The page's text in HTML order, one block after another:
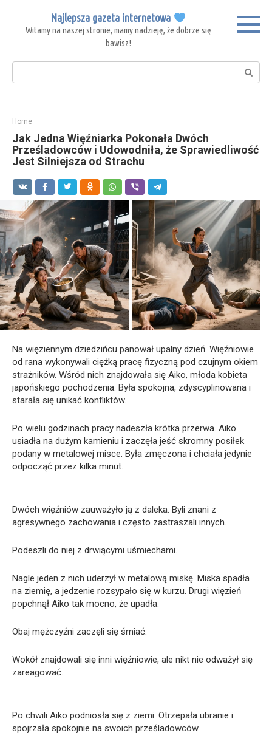
content
Najlepsza gazeta internetowa
Witamy na naszej stronie, mamy nadzieję, że dobrze się
bawisz!
Search:
Home
Jak Jedna Więźniarka Pokonała Dwóch
Prześladowców i Udowodniła, że Sprawiedliwość
Jest Silniejsza od Strachu
Na więziennym dziedzińcu panował upalny dzień. Więźniowie
od rana wykonywali ciężką pracę fizyczną pod czujnym okiem
strażników. Wśród nich znajdowała się Aiko, młoda kobieta
japońskiego pochodzenia. Była spokojna, zdyscyplinowana i
starała się unikać konfliktów.
Po wielu godzinach pracy nadeszła krótka przerwa. Aiko
usiadła na dużym kamieniu i zaczęła jeść skromny posiłek
podany w metalowej misce. Była zmęczona i chciała jedynie
odpocząć przez kilka minut.
Dwóch więźniów zauważyło ją z daleka. Byli znani z
agresywnego zachowania i często zastraszali innych.
Podeszli do niej z drwiącymi uśmiechami.
Nagle jeden z nich uderzył w metalową miskę. Miska spadła
na ziemię, a jedzenie rozsypało się w kurzu. Drugi więzień
popchnął Aiko tak mocno, że upadła.
Obaj mężczyźni zaczęli się śmiać.
Wokół znajdowali się inni więźniowie, ale nikt nie odważył się
zareagować.
Po chwili Aiko podniosła się z ziemi. Otrzepała ubranie i
spojrzała spokojnie na swoich prześladowców.